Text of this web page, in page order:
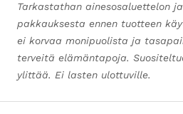
Tarkastathan ainesosaluettelon
pakkauksesta ennen tuotteen
ei korvaa monipuolista ja
terveitä elämäntapoja.
ylittää. Ei lasten ulottuville.